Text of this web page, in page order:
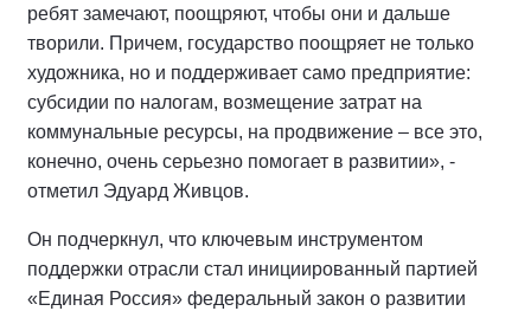
ребят замечают, поощряют, чтобы они и дальше
творили. Причем, государство поощряет не только
художника, но и поддерживает само предприятие:
субсидии по налогам, возмещение затрат на
коммунальные ресурсы, на продвижение – все это,
конечно, очень серьезно помогает в развитии», -
отметил Эдуард Живцов.
Он подчеркнул, что ключевым инструментом
поддержки отрасли стал инициированный партией
«Единая Россия» федеральный закон о развитии